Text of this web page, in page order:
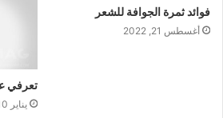
فوائد ثمرة الجوافة للشعر
أغسطس 21, 2022
تعرفي
يناير 10, 2025